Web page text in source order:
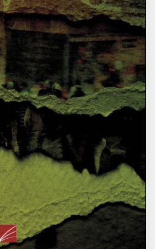
une intense
mer. La fragilité de
dire par les bâtiments
à de potentielles
un nouvel espace
conçus pour évoluer
vaste.
vulnérabilité des
et publics dans le
l’évolution des
de faire intégrer dans
même il pourrait le
experts